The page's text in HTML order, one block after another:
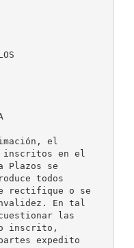
el
inscritos en el
Plazos se
todos
rectifique o se
En tal
las
inscrito,
expedito